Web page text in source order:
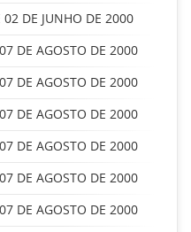
02 DE JUNHO DE 2000
DE AGOSTO DE 2000
DE AGOSTO DE 2000
DE AGOSTO DE 2000
DE AGOSTO DE 2000
DE AGOSTO DE 2000
DE AGOSTO DE 2000